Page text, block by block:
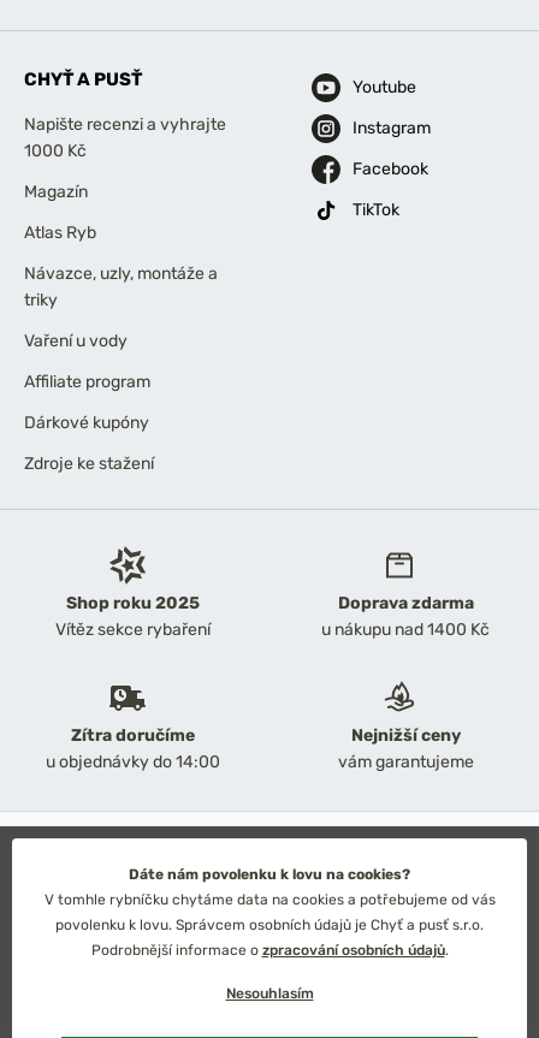
Shop roku 2025
Vítěz sekce rybaření
Doprava zdarma
u nákupu nad 1400 Kč
Zítra doručíme
u objednávky do 14:00
Nejnižší ceny
vám garantujeme
CHYŤ A PUSŤ
Napište recenzi a vyhrajte
1000 Kč
Magazín
Atlas Ryb
Návazce, uzly, montáže a
triky
Vaření u vody
Affiliate program
Dárkové kupóny
Zdroje ke stažení
Youtube
Instagram
Facebook
TikTok
Obchodní podmínky
Ochrana osobních údajů
Technické řešení: Simplia s.r.o.
Strategický design: Petr Široký
Dáte nám povolenku k lovu na cookies?
V tomhle rybníčku chytáme data na cookies a potřebujeme od vás
povolenku k lovu. Správcem osobních údajů je Chyť a pusť s.r.o.
Podrobnější informace o zpracování osobních údajů.
Nesouhlasím